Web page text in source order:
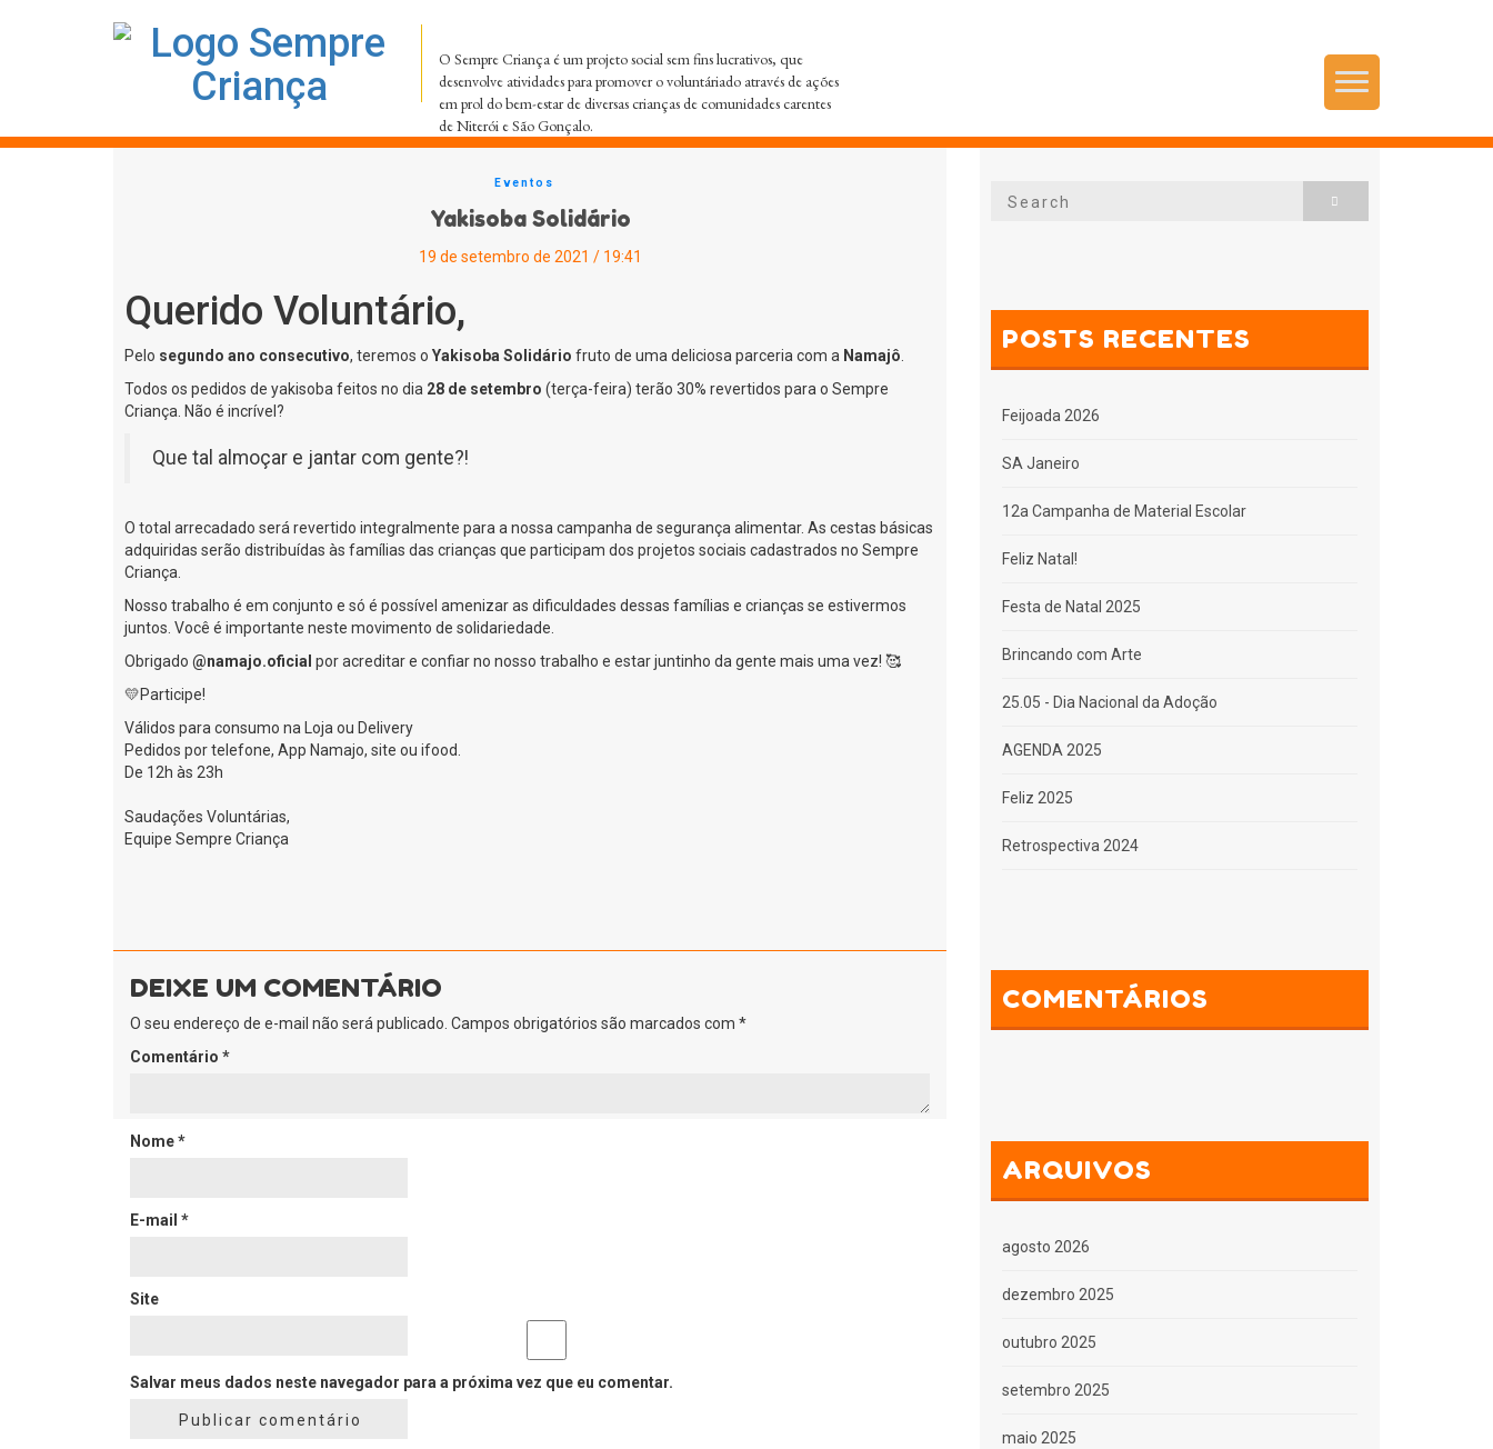
O Sempre Criança é um projeto social sem fins lucrativos, que
desenvolve atividades para promover o voluntáriado através de ações
em prol do bem-estar de diversas crianças de comunidades carentes
de Niterói e São Gonçalo.
Eventos
Yakisoba Solidário
19 de setembro de 2021 / 19:41
Querido Voluntário,
Pelo segundo ano consecutivo, teremos o Yakisoba Solidário fruto de uma deliciosa parceria com a Namajô
Todos os pedidos de yakisoba feitos no dia 28 de setembro (terça-feira) terão 30% revertidos para o Sempre
Criança. Não é incrível?
Que tal almoçar e jantar com gente?!
O total arrecadado será revertido integralmente para a nossa campanha de segurança alimentar. As cestas básicas
adquiridas serão distribuídas às famílias das crianças que participam dos projetos sociais cadastrados no Sempre
Criança.
Nosso trabalho é em conjunto e só é possível amenizar as dificuldades dessas famílias e crianças se estivermos
juntos. Você é importante neste movimento de solidariedade.
Obrigado @namajo.oficial por acreditar e confiar no nosso trabalho e estar juntinho da gente mais uma vez! 🥰
💛Participe!
Válidos para consumo na Loja ou Delivery
Pedidos por telefone, App Namajo, site ou ifood.
De 12h às 23h
Saudações Voluntárias,
Equipe Sempre Criança
DEIXE UM COMENTÁRIO
O seu endereço de e-mail não será publicado. Campos obrigatórios são marcados com *
Comentário *
Nome*
E-mail *
Site
Salvar meus dados neste navegador para a próxima vez que eu comentar.
for:
POSTS RECENTES
Feijoada 2026
SA Janeiro
12a Campanha de Material Escolar
Feliz Natal!
Festa de Natal 2025
Brincando com Arte
25.05 - Dia Nacional da Adoção
AGENDA 2025
Feliz 2025
Retrospectiva 2024
COMENTÁRIOS
ARQUIVOS
agosto 2026
dezembro 2025
outubro 2025
setembro 2025
maio 2025